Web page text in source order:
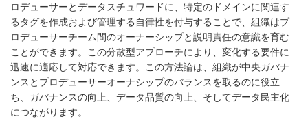
ロデューサーとデータスチュワードに、特定のドメインに関連す
るタグを作成および管理する自律性を付与することで、組織はプ
ロデューサーチーム間のオーナーシップと説明責任の意識を育む
ことができます。この分散型アプローチにより、変化する要件に
迅速に適応して対応できます。この方法論は、組織が中央ガバナ
ンスとプロデューサーオーナシップのバランスを取るのに役立
ち、ガバナンスの向上、データ品質の向上、そしてデータ民主化
につながります。